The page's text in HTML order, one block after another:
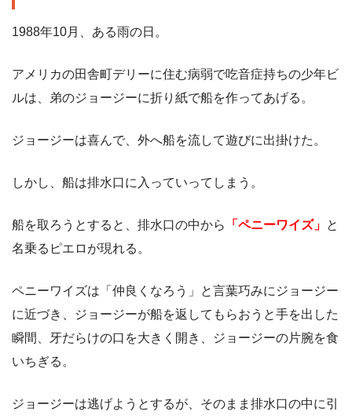
1988年10月、ある雨の日。
アメリカの田舎町デリーに住む病弱で吃音症持ちの少年ビ
ルは、弟のジョージーに折り紙で船を作ってあげる。
ジョージーは喜んで、外へ船を流して遊びに出掛けた。
しかし、船は排水口に入っていってしまう。
船を取ろうとすると、排水口の中から 「ペニーワイズ」 と
名乗るピエロが現れる。
ペニーワイズは「仲良くなろう」と言葉巧みにジョージー
に近づき、ジョージーが船を返してもらおうと手を出した
瞬間、牙だらけの口を大きく開き、ジョージーの片腕を食
いちぎる。
ジョージーは逃げようとするが、そのまま排水口の中に引